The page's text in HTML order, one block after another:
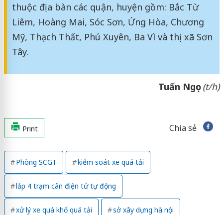
thuộc địa bàn các quận, huyện gồm: Bắc Từ
Liêm, Hoàng Mai, Sóc Sơn, Ứng Hòa, Chương
Mỹ, Thạch Thất, Phú Xuyên, Ba Vì và thị xã Sơn
Tây.
Tuấn Ngọc(t/h)
Print Chia sẻ
Phòng SCGT kiểm soát xe quá tải
lắp 4 trạm cân điện tử tự động
xử lý xe quá khổ quá tải sở xây dựng hà nội